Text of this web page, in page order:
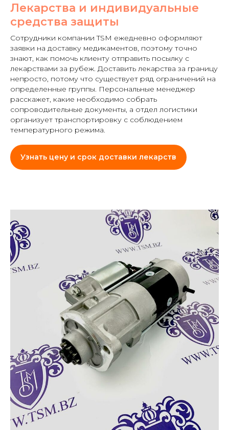
Лекарства и индивидуальные
средства защиты
Сотрудники компании TSM ежедневно оформляют
заявки на доставку медикаментов, поэтому точно
знают, как помочь клиенту отправить посылку с
лекарствами за рубеж. Доставить лекарства за границу
непросто, потому что существует ряд ограничений на
определенные группы. Персональные менеджер
расскажет, какие необходимо собрать
сопроводительные документы, а отдел логистики
организует транспортировку с соблюдением
температурного режима.
Узнать цену и срок доставки лекарств